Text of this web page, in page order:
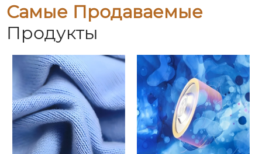
Самые Продаваемые
Продукты